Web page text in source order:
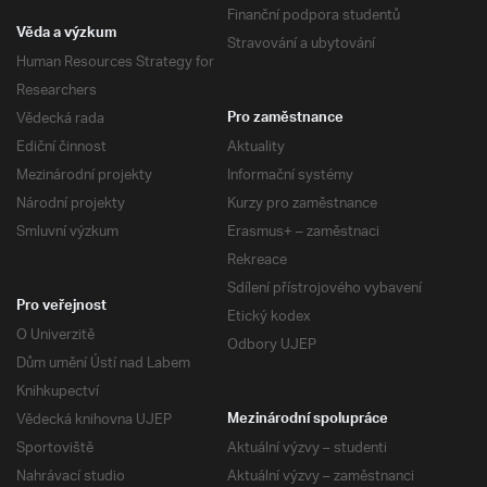
Finanční podpora studentů
Stravování a ubytování
Věda a výzkum
Human Resources Strategy for
Researchers
Vědecká rada
Ediční činnost
Mezinárodní projekty
Národní projekty
Smluvní výzkum
Pro zaměstnance
Aktuality
Informační systémy
Kurzy pro zaměstnance
Erasmus+ – zaměstnaci
Rekreace
Sdílení přístrojového vybavení
Etický kodex
Odbory UJEP
Pro veřejnost
O Univerzitě
Dům umění Ústí nad Labem
Knihkupectví
Vědecká knihovna UJEP
Sportoviště
Nahrávací studio
Mezinárodní spolupráce
Aktuální výzvy – studenti
Aktuální výzvy – zaměstnanci